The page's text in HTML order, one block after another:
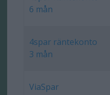
6 mån
4spar räntekonto
3 mån
ViaSpar